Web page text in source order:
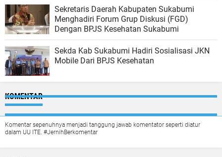
Sekretaris Daerah Kabupaten Sukabumi
Menghadiri Forum Grup Diskusi (FGD)
Dengan BPJS Kesehatan Sukabumi
Sekda Kab Sukabumi Hadiri Sosialisasi JKN
Mobile Dari BPJS Kesehatan
KOMENTAR
Komentar sepenuhnya menjadi tanggung jawab komentator seperti diatur
dalam UU ITE. #JernihBerkomentar